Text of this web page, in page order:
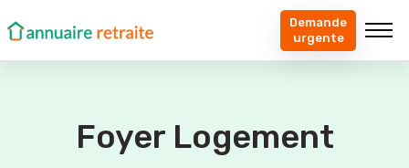
Demande
urgente
Foyer Logement